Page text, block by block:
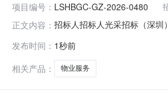
项目编号： LSHBGC-GZ-2026-0480
正文内容： 招标人招标人光采招标（深
发布时间： 1秒前
相关产品：
物业服务